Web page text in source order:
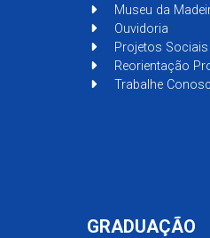
Museu da
Ouvidoria
Projetos Sociais
Reorientação
Trabalhe
GRADUAÇÃO